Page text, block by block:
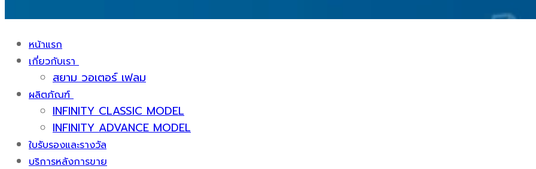
หน้าแรก
เกี่ยวกับเรา
สยาม วอเตอร์ เฟลม
ผลิตภัณฑ์
INFINITY CLASSIC MODEL
INFINITY ADVANCE MODEL
ใบรับรองและรางวัล
บริการหลังการขาย